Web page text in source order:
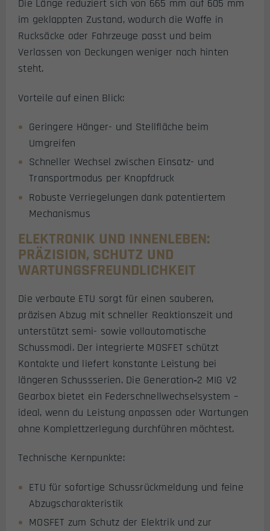
Die Länge reduziert sich von 665 mm auf 605 mm
im geklappten Zustand, wodurch die Waffe in
Rucksäcke oder Fahrzeuge passt und beim
Verlassen von Deckungen weniger nach hinten
steht.
Vorteile auf einen Blick:
Geringere Hänger- und Stellfläche beim
Umgreifen
Schneller Wechsel zwischen Einsatz- und
Transportmodus per Knopfdruck
Robuste Verriegelungen dank patentiertem
Mechanismus
ELEKTRONIK UND INNENLEBEN:
PRÄZISION, SCHUTZ UND
WARTUNGSFREUNDLICHKEIT
Die verbaute ETU sorgt für einen sauberen,
präzisen Abzug mit schneller Reaktionszeit und
unterstützt semi- sowie vollautomatische
Schussmodi. Der integrierte MOSFET schützt
Kontakte und liefert konstante Leistung bei
längeren Schussserien. Die Generation‑2 MIG V2
Gearbox bietet ein Federschnellwechselsystem –
ideal, wenn du Leistung anpassen oder Wartungen
ohne Komplettzerlegung durchführen möchtest.
Technische Kernpunkte:
ETU für sofortige Schussrückmeldung und feine
Abzugscharakteristik
MOSFET zum Schutz der Elektrik und zur